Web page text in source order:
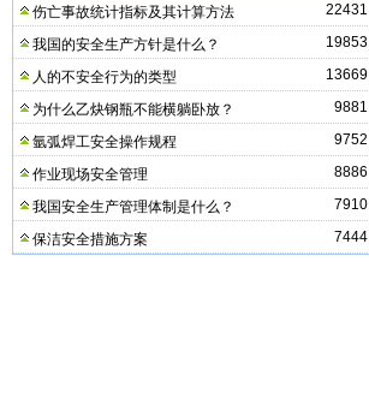
22431
伤亡事故统计指标及其计算方法
19853
我国的安全生产方针是什么？
13669
人的不安全行为的类型
9881
为什么乙炔钢瓶不能横躺卧放？
9752
氩弧焊工安全操作规程
8886
作业现场安全管理
7910
我国安全生产管理体制是什么？
7444
保洁安全措施方案